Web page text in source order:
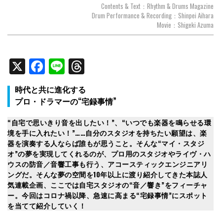
Contents & Text：Rhythm & Drums Magazine
Drum Performance & Recording：Shinpei Aihara
Movie：Shigeki Azuma
X Facebook
Line
時代と共に進化する
プロ・ドラマーの“宅録事情”
“自宅で思いきり音を出したい！”、“いつでも楽器を鳴らせる環
境を手に入れたい！”……自分のスタジオを持ちたい願望は、楽
器を演奏する人ならば誰もが思うこと。そんな“マイ・スタジ
オ”の夢を実現してくれるのが、プロ用のスタジオやライヴ・ハ
ウスの防音／音響工事も行う、アコースティックエンジニアリ
ングだ。そんな夢の空間を10年以上に渡り紹介してきた本誌人
気連載企画、ここでは自宅スタジオの“音／響き”をフィーチャ
ー。今回はコロナ禍以降、急速に高まる“宅録事情”にスポット
を当てて紹介していく！